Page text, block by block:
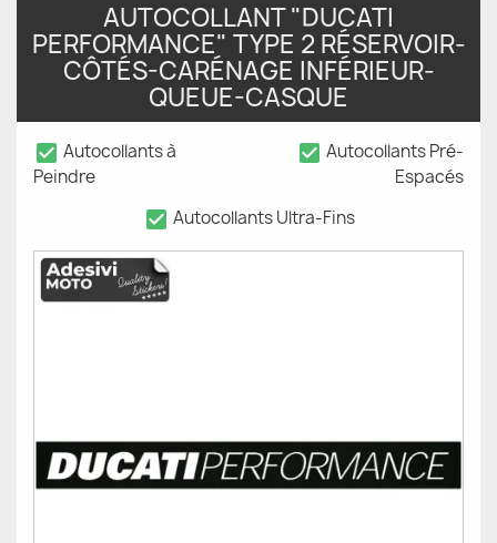
AUTOCOLLANT "DUCATI
PERFORMANCE" TYPE 2 RÉSERVOIR-
CÔTÉS-CARÉNAGE INFÉRIEUR-
QUEUE-CASQUE
check_box Autocollants à
Peindre
check_box Autocollants Pré-
Espacés
check_box Autocollants Ultra-Fins